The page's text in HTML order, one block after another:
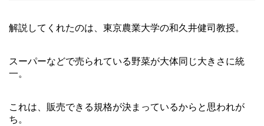
解説してくれたのは、東京農業大学の和久井健司教授。
スーパーなどで売られている野菜が大体同じ大きさに統
一。
これは、販売できる規格が決まっているからと思われが
ち。